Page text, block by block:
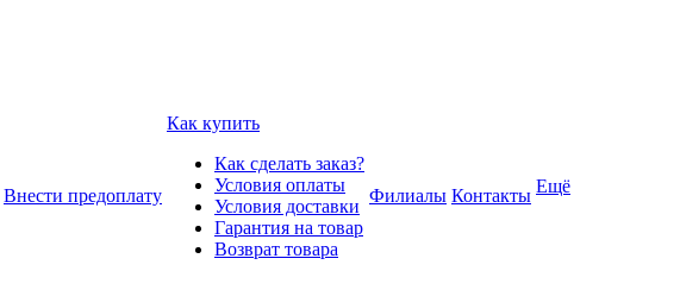
Внести предоплату
Как купить
Как сделать заказ?
Условия оплаты
Условия доставки
Гарантия на товар
Возврат товара
Филиалы Контакты Ещё